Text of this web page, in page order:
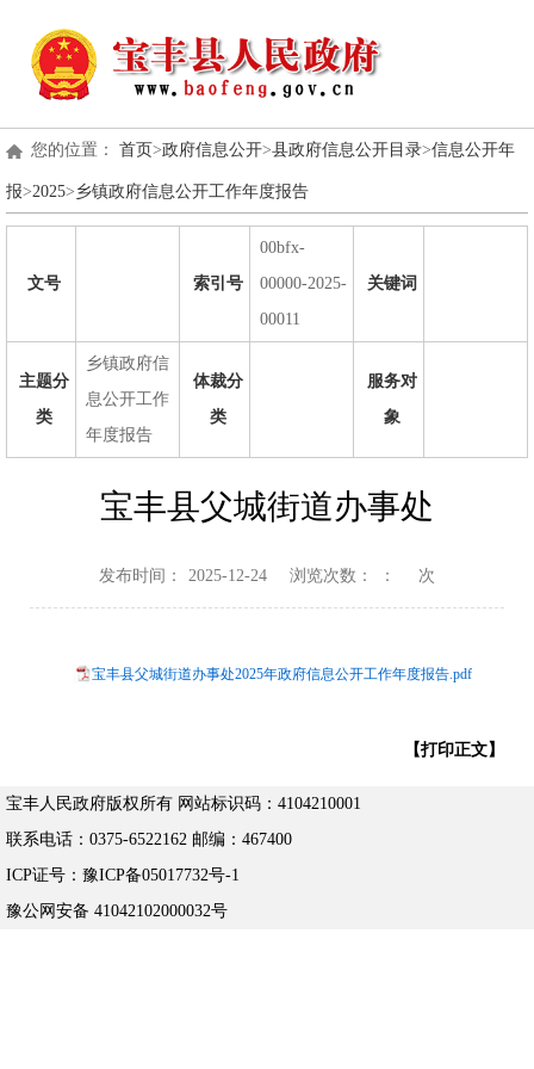
您的位置： 首页>政府信息公开>县政府信息公开目录>信息公开年
报>2025> 乡镇政府信息公开工作年度报告
文号 索引号
00bfx-
00000-2025-
00011
关键词
主题分
类
乡镇政府信
息公开工作
年度报告
体裁分
类
服务对
象
宝丰县父城街道办事处
发布时间： 2025-12-24 浏览次数： ： 次
宝丰县父城街道办事处2025年政府信息公开工作年度报告.pdf
【打印正文】
宝丰人民政府版权所有 网站标识码：4104210001
联系电话：0375-6522162 邮编：467400
ICP证号：豫ICP备05017732号-1
豫公网安备 41042102000032号